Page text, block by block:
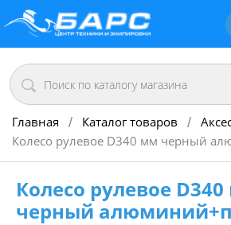
Главная / Каталог товаров /
Колесо рулевое D340 мм черный
Колесо рулевое
черный